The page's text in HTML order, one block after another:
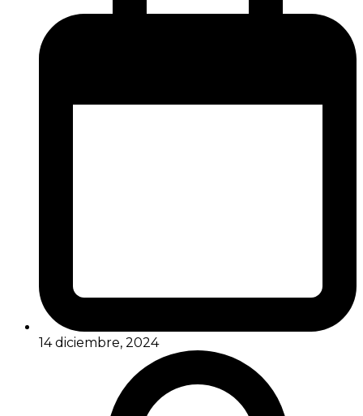
14 diciembre, 2024